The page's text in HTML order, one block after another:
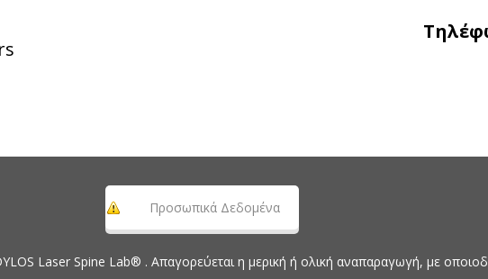
Προσωπικά Δεδομένα
Laser Spine Lab® . Απαγορεύεται η μερική ή ολική αναπαραγωγή, με